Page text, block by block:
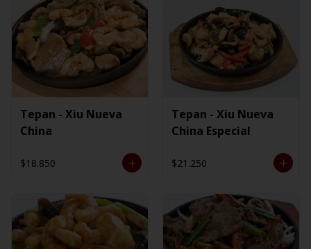
Tepan - Xiu Nueva
China
$18.850
Tepan - Xiu Nueva
China Especial
$21.250